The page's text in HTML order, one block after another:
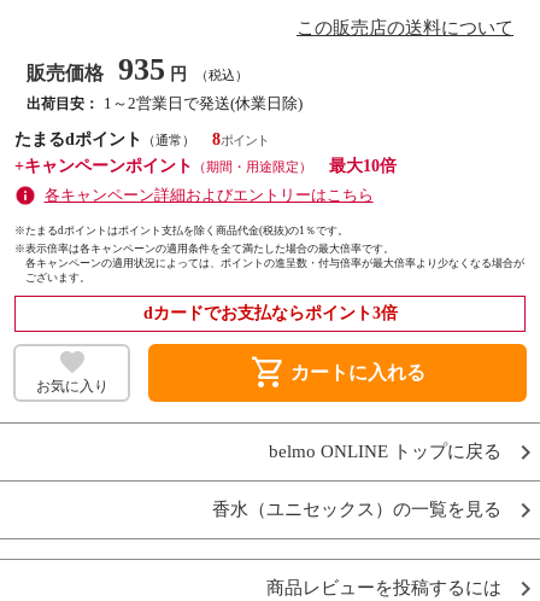
この販売店の送料について
販売価格 935 円 （税込）
出荷目安：
1～2営業日で発送(休業日除)
たまるdポイント
（通常）
8
+キャンペーンポイント
（期間・用途限定）
最大10倍
各キャンペーン詳細およびエントリーはこちら
※たまるdポイントはポイント支払を除く商品代金(税抜)の1％です。
※表示倍率は各キャンペーンの適用条件を全て満たした場合の最大倍率です。
各キャンペーンの適用状況によっては、ポイントの進呈数・付与倍率が最大倍率より少なくなる場合が
ございます。
dカードでお支払ならポイント3倍
お気に入り shopping_cart カートに入れる
belmo ONLINE トップに戻る
香水（ユニセックス）の一覧を見る
商品レビューを投稿するには